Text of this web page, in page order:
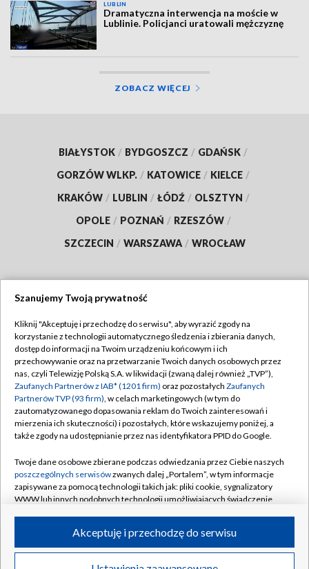
LUBLIN
Dramatyczna interwencja na moście w
Lublinie. Policjanci uratowali mężczyznę
ZOBACZ WIĘCEJ
BIAŁYSTOK / BYDGOSZCZ / GDAŃSK /
GORZÓW WLKP. / KATOWICE / KIELCE /
KRAKÓW / LUBLIN / ŁÓDŹ / OLSZTYN /
OPOLE / POZNAŃ / RZESZÓW /
SZCZECIN / WARSZAWA / WROCŁAW
TVP
Abonament TVP
Emisja w TVP
Centrum informacji TVP
Naziemna Telewizja Cyfrowa
Rada Programowa
System NOS
Informacje o nadawcy
Program dla prasy
Regulamin TVP
Polityka prywatności
Moje zgody
Pomoc
Kontakt
Kanały
©2026 Telewizja Polska S.A. w likwidacji
Szanujemy Twoją prywatność
Kliknij "Akceptuję i przechodzę do serwisu", aby wyrazić zgody na
korzystanie z technologii automatycznego śledzenia i zbierania danych,
dostęp do informacji na Twoim urządzeniu końcowym i ich
przechowywanie oraz na przetwarzanie Twoich danych osobowych przez
nas, czyli Telewizję Polską S.A. w likwidacji (zwaną dalej również „TVP”),
Zaufanych Partnerów z IAB* (1201 firm) oraz pozostałych Zaufanych
Partnerów TVP (93 firm), w celach marketingowych (w tym do
zautomatyzowanego dopasowania reklam do Twoich zainteresowań i
mierzenia ich skuteczności) i pozostałych, które wskazujemy poniżej, a
także zgody na udostępnianie przez nas identyfikatora PPID do Google.
Twoje dane osobowe zbierane podczas odwiedzania przez Ciebie naszych
poszczególnych serwisówzwanych dalej „Portalem”, w tym informacje
zapisywane za pomocą technologii takich jak: pliki cookie, sygnalizatory
WWW lub innych podobnych technologii umożliwiających świadczenie
ruchu w Internecie.
Twoje dane osobowe zbierane podczas odwiedzania przez Ciebie
Akceptuję i przechodzę do serwisu